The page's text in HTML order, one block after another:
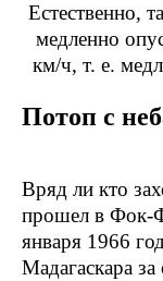
Естественно,
медленно
км/ч, т. е.
Потоп с
Вряд ли кто
прошел в Фок-
января 1966
Мадагаскара